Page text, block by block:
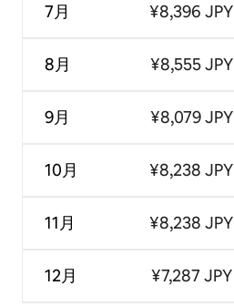
7月
8月
9月
10月
11月
12月
¥8,396 JPY
¥8,555 JPY
¥8,079 JPY
¥8,238 JPY
¥8,238 JPY
¥7,287 JPY